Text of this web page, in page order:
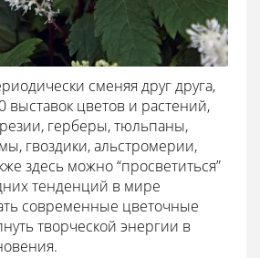
сменяя друг друга,
выставок цветов и растений,
герберы, тюльпаны,
гвоздики, альстромерии,
здесь можно “просветиться”
тенденций в мире
современные цветочные
творческой энергии в